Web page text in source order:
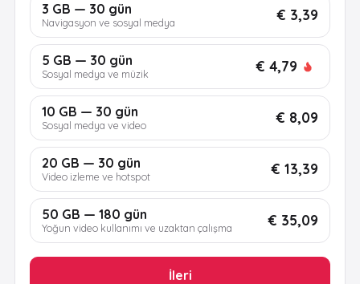
3 GB — 30 gün
Navigasyon ve sosyal medya € 3,39
5 GB — 30 gün
Sosyal medya ve müzik € 4,79
10 GB — 30 gün
Sosyal medya ve video € 8,09
20 GB — 30 gün
Video izleme ve hotspot € 13,39
50 GB — 180 gün
Yoğun video kullanımı ve uzaktan çalışma € 35,09
İleri